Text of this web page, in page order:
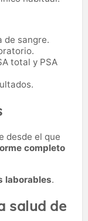
de sangre.
total y PSA
desde el que
completo
laborables.
salud de